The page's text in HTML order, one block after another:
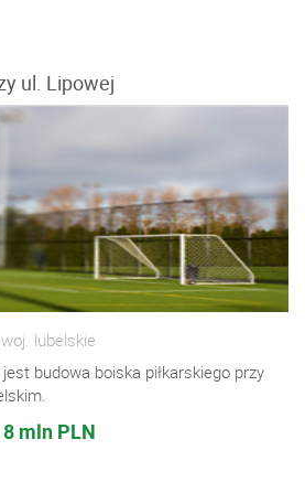
ul. Lipowej
lubelskie
budowa boiska piłkarskiego przy
mln PLN